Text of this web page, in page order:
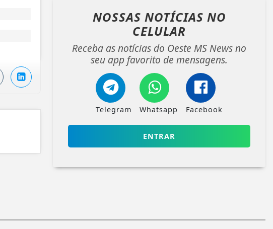
NOSSAS NOTÍCIAS NO
CELULAR
Receba as notícias do Oeste MS News no
seu app favorito de mensagens.
Telegram Whatsapp Facebook
ENTRAR